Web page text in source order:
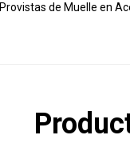
Provistas de Muelle en